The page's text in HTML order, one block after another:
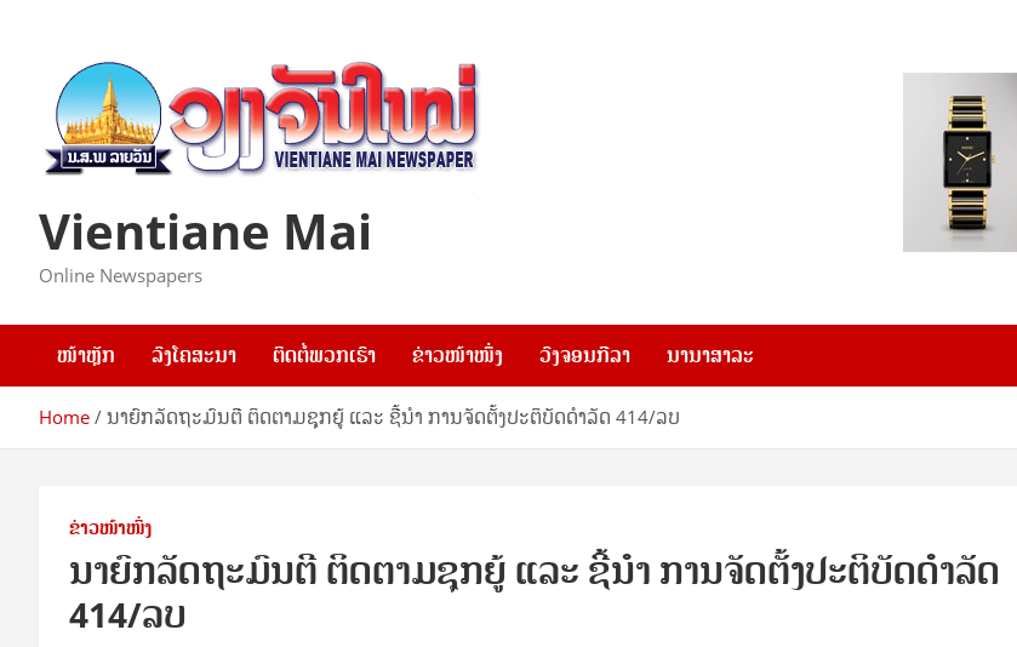
Vientiane Mai
Online Newspapers
ໜ້າຫຼັກ ລົງໂຄສະນາ ຕິດຕໍ່ພວກເຮົາ ຂ່າວໜ້າໜຶ່ງ ວົງຈອນກີລາ ນານາສາລະ
Home ນາຍົກລັດຖະມົນຕີ ຕິດຕາມຊຸກຍູ້ ແລະ ຊີ້ນຳ ການຈັດຕັ້ງປະຕິບັດດຳລັດ 414/ລບ
ຂ່າວໜ້າໜຶ່ງ
ນາຍົກລັດຖະມົນຕີ ຕິດຕາມຊຸກຍູ້ ແລະ ຊີ້ນຳ ການຈັດຕັ້ງປະຕິບັດດຳລັດ
414/ລບ